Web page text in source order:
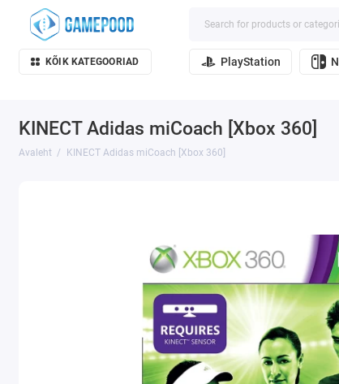
KÕIK KATEGOORIAD PlayStation
KINECT Adidas miCoach [Xbox 360]
Avaleht KINECT Adidas miCoach [Xbox 360]